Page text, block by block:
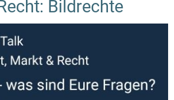
Bildrechte